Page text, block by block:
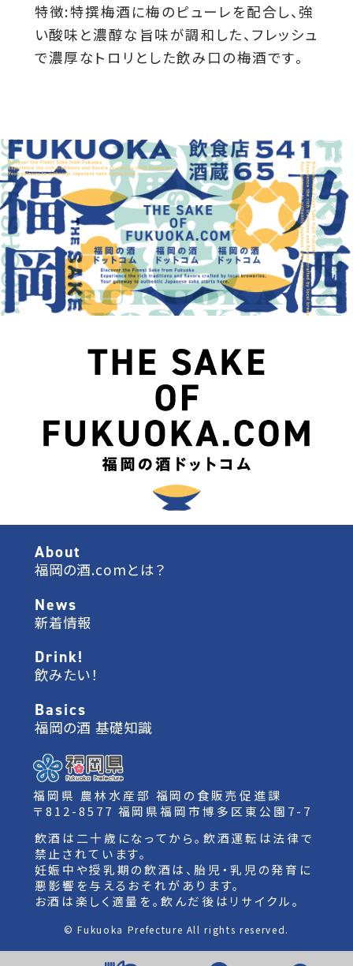
特徴:特撰梅酒に梅のピューレを配合し、強
い酸味と濃醇な旨味が調和した、フレッシュ
で濃厚なトロリとした飲み口の梅酒です。
About
福岡の酒.comとは？
News
新着情報
Drink!
飲みたい！
Basics
福岡の酒 基礎知識
福岡県 農林水産部 福岡の食販売促進課
〒812-8577 福岡県福岡市博多区東公園7-7
飲酒は二十歳になってから。飲酒運転は法律で
禁止されています。
妊娠中や授乳期の飲酒は、胎児・乳児の発育に
悪影響を与えるおそれがあります。
お酒は楽しく適量を。飲んだ後はリサイクル。
© Fukuoka Prefecture All rights reserved.